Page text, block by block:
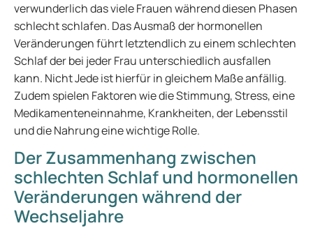
verwunderlich das viele Frauen während diesen Phasen
schlecht schlafen. Das Ausmaß der hormonellen
Veränderungen führt letztendlich zu einem schlechten
Schlaf der bei jeder Frau unterschiedlich ausfallen
kann. Nicht Jede ist hierfür in gleichem Maße anfällig.
Zudem spielen Faktoren wie die Stimmung, Stress, eine
Medikamenteneinnahme, Krankheiten, der Lebensstil
und die Nahrung eine wichtige Rolle.
Der Zusammenhang zwischen
schlechten Schlaf und hormonellen
Veränderungen während der
Wechseljahre